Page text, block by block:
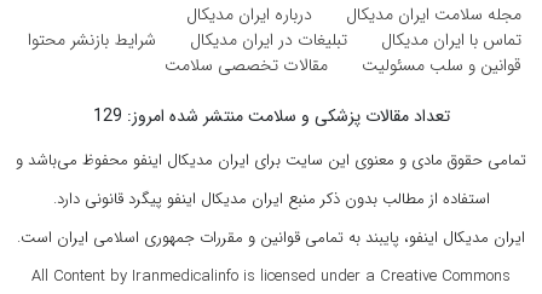
مجله سلامت ایران مدیکال
درباره ایران مدیکال
تماس با ایران مدیکال
تبلیغات در ایران مدیکال
شرایط بازنشر محتوا
قوانین و سلب مسئولیت
مقالات تخصصی سلامت
تعداد مقالات پزشکی و سلامت منتشر شده امروز: 129
تمامی حقوق مادی و معنوی این سایت برای ایران مدیکال اینفو محفوظ می‌باشد و
استفاده از مطالب بدون ذکر منبع ایران مدیکال اینفو پیگرد قانونی دارد.
ایران مدیکال اینفو، پایبند به تمامی قوانین و مقررات جمهوری اسلامی ایران است.
All Content by Iranmedicalinfo is licensed under a Creative Commons